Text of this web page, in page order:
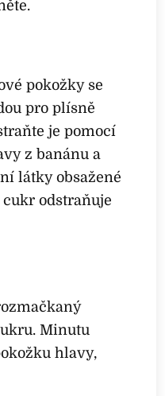
pokožky se
pro plísně
je pomocí
z banánu a
látky obsažené
odstraňuje
Minutu
hlavy,